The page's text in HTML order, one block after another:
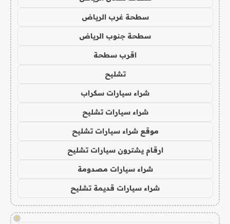
سطحة غرب الرياض
سطحة جنوب الرياض
اقرب سطحة
تشليح
شراء سيارات سكراب
شراء سيارات تشليح
موقع شراء سيارات تشليح
ارقام يشترون سيارات تشليح
شراء سيارات مصدومة
شراء سيارات قديمة تشليح
!